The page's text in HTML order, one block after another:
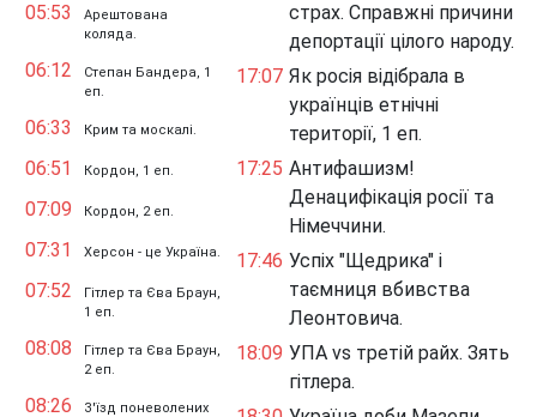
05:53
Арештована
коляда.
06:12
Степан Бандера, 1
еп.
06:33 Крим та москалі.
06:51 Кордон, 1 еп.
07:09 Кордон, 2 еп.
07:31 Херсон - це Україна.
07:52
Гітлер та Єва Браун,
1 еп.
08:08
Гітлер та Єва Браун,
2 еп.
08:26 З'їзд поневолених
страх. Справжні причини
депортації цілого народу.
17:07 Як росія відібрала в
українців етнічні
території, 1 еп.
17:25 Антифашизм!
Денацифікація росії та
Німеччини.
17:46 Успіх "Щедрика" і
таємниця вбивства
Леонтовича.
18:09 УПА vs третій райх. Зять
гітлера.